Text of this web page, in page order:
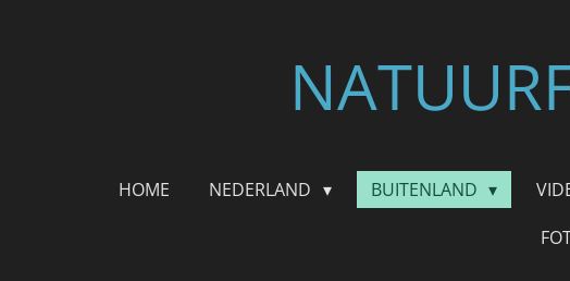
HOME NEDERLAND BUITENLAND